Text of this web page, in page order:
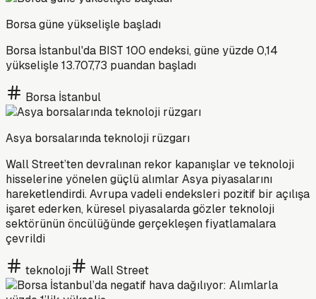
Borsa güne yükselişle başladı
Borsa İstanbul'da BIST 100 endeksi, güne yüzde 0,14
yükselişle 13.707,73 puandan başladı
Borsa İstanbul
Asya borsalarında teknoloji rüzgarı
Wall Street’ten devralınan rekor kapanışlar ve teknoloji
hisselerine yönelen güçlü alımlar Asya piyasalarını
hareketlendirdi. Avrupa vadeli endeksleri pozitif bir açılışa
işaret ederken, küresel piyasalarda gözler teknoloji
sektörünün öncülüğünde gerçekleşen fiyatlamalara
çevrildi
teknoloji Wall Street